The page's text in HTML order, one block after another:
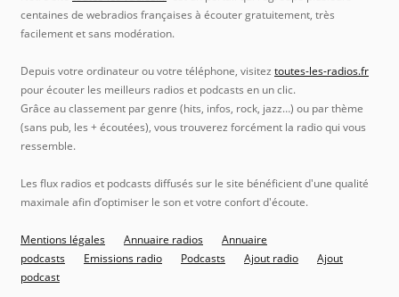
centaines de webradios françaises à écouter gratuitement, très
facilement et sans modération.
Depuis votre ordinateur ou votre téléphone, visitez toutes-les-radios.fr
pour écouter les meilleurs radios et podcasts en un clic.
Grâce au classement par genre (hits, infos, rock, jazz…) ou par thème
(sans pub, les + écoutées), vous trouverez forcément la radio qui vous
ressemble.
Les flux radios et podcasts diffusés sur le site bénéficient d'une qualité
maximale afin d’optimiser le son et votre confort d'écoute.
Mentions légales Annuaire radios
Annuaire
podcasts
Emissions radio Podcasts Ajout radio
Ajout
podcast